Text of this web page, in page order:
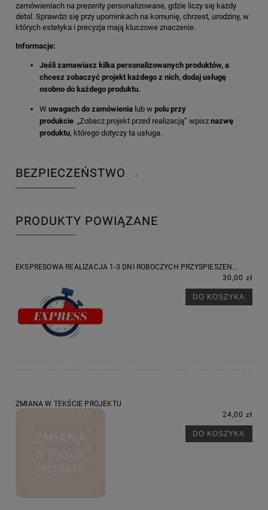
zamówieniach na prezenty personalizowane, gdzie liczy się każdy
detal. Sprawdzi się przy upominkach na komunię, chrzest, urodziny, w
których estetyka i precyzja mają kluczowe znaczenie.
Informacje:
Jeśli zamawiasz kilka personalizowanych produktów, a
chcesz zobaczyć projekt każdego z nich, dodaj usługę
osobno do każdego produktu.
W uwagach do zamówienia lub w polu przy
produkcie „Zobacz projekt przed realizacją” wpisz nazwę
produktu, którego dotyczy ta usługa.
BEZPIECZEŃSTWO ↓
PRODUKTY POWIĄZANE
EKSPRESOWA REALIZACJA 1-3 DNI ROBOCZYCH PRZYSPIESZEN...
30,00 zł
DO KOSZYKA
ZMIANA W TEKŚCIE PROJEKTU
24,00 zł
DO KOSZYKA